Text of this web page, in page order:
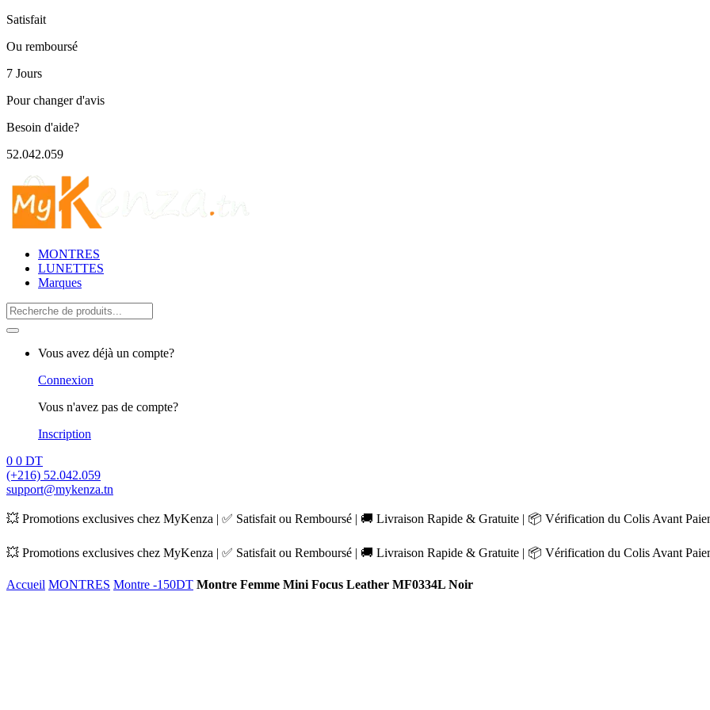
Satisfait
Ou remboursé
7 Jours
Pour changer d'avis
Besoin d'aide?
52.042.059
MONTRES
LUNETTES
Marques
Search
for:
Vous avez déjà un compte?
Connexion
Vous n'avez pas de compte?
Inscription
0 0 DT
(+216) 52.042.059
support@mykenza.tn
💥 Promotions exclusives chez MyKenza | ✅ Satisfait ou Remboursé | 🚚 Livraison Rapide & Gratuite | 📦 Vérification du Colis Avant
💥 Promotions exclusives chez MyKenza | ✅ Satisfait ou Remboursé | 🚚 Livraison Rapide & Gratuite | 📦 Vérification du Colis Avant
Accueil MONTRES Montre -150DT Montre Femme Mini Focus Leather MF0334L Noir